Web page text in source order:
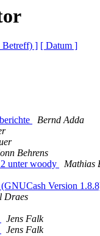
Betreff) ] [ Datum ]
Bernd Adda
Behrens
unter woody
Mathias
Version
Draes
Jens Falk
Jens Falk